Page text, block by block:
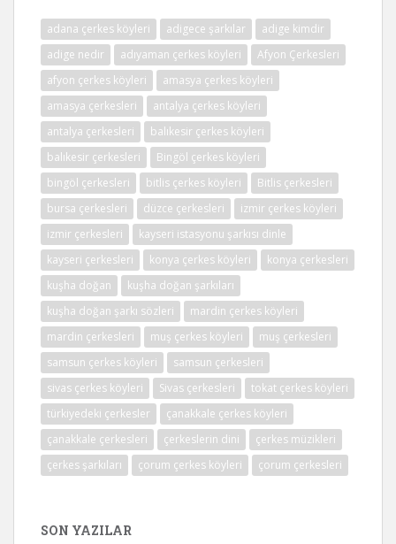
adana çerkes köyleri adigece şarkılar
adige kimdir
adige nedir
adıyaman çerkes köyleri
Afyon Çerkesleri
afyon çerkes köyleri
amasya çerkes köyleri
amasya çerkesleri
antalya çerkes köyleri
antalya çerkesleri
balıkesir çerkes köyleri
balıkesir çerkesleri
Bingöl çerkes köyleri
bingöl çerkesleri
bitlis çerkes köyleri
Bitlis çerkesleri
bursa çerkesleri
düzce çerkesleri
izmir çerkes köyleri
izmir çerkesleri
kayseri istasyonu şarkısı dinle
kayseri çerkesleri
konya çerkes köyleri
konya çerkesleri
kuşha doğan
kuşha doğan şarkıları
kuşha doğan şarkı sözleri
mardin çerkes köyleri
mardin çerkesleri
muş çerkes köyleri
muş çerkesleri
samsun çerkes köyleri
samsun çerkesleri
sivas çerkes köyleri
Sivas çerkesleri
tokat çerkes köyleri
türkiyedeki çerkesler
çanakkale çerkes köyleri
çanakkale çerkesleri
çerkeslerin dini
çerkes müzikleri
çerkes şarkıları
çorum çerkes köyleri çorum çerkesleri
SON YAZILAR